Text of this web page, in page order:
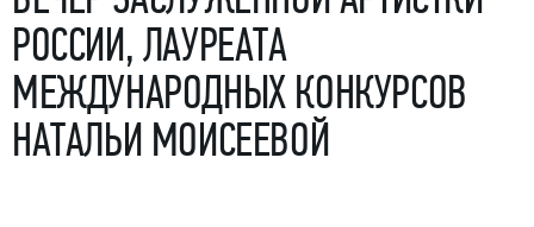
РОССИИ, ЛАУРЕАТА
МЕЖДУНАРОДНЫХ КОНКУРСОВ
НАТАЛЬИ МОИСЕЕВОЙ